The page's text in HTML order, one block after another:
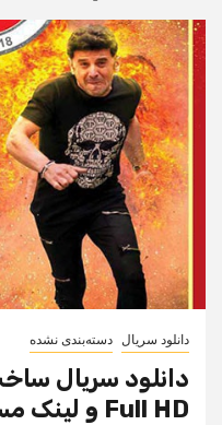
دانلود سریال دسته‌بندی نشده
Full HD و لینک مستقیم